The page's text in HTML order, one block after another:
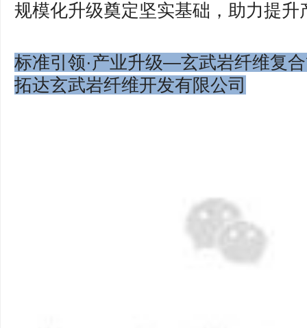
规模化升级奠定坚实基础，助力提升
标准引领·产业升级—玄武岩纤维复
拓达玄武岩纤维开发有限公司